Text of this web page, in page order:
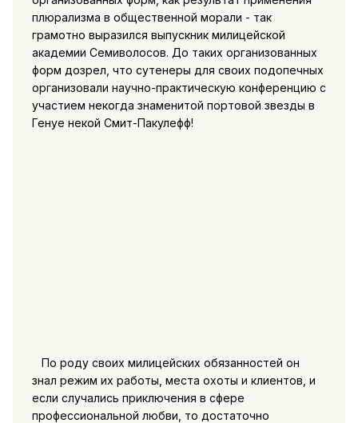
плюрализма в общественной морали - так
грамотно выразился выпускник милицейской
академии Семиволосов. До таких организованных
форм дозрел, что сутенеры для своих подопечных
организовали научно-практическую конференцию с
участием некогда знаменитой портовой звезды в
Генуе некой Смит-Пакулефф!
По роду своих милицейских обязанностей он
знал режим их работы, места охоты и клиентов, и
если случались приключения в сфере
профессиональной любви, то достаточно